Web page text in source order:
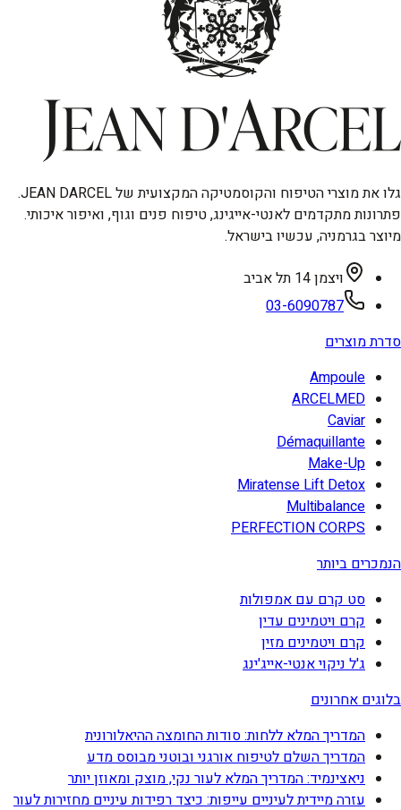
גלו את מוצרי הטיפוח והקוסמטיקה המקצועית של JEAN DARCEL.
פתרונות מתקדמים לאנטי-אייגינג, טיפוח פנים וגוף, ואיפור איכותי.
מיוצר בגרמניה, עכשיו בישראל.
ויצמן 14 תל אביב
03-6090787
סדרת מוצרים
Ampoule
ARCELMED
Caviar
Démaquillante
Make-Up
Miratense Lift Detox
Multibalance
PERFECTION CORPS
הנמכרים ביותר
סט קרם עם אמפולות
קרם ויטמינים עדין
קרם ויטמינים מזין
ג'ל ניקוי אנטי-אייג'ינג
בלוגים אחרונים
המדריך המלא ללחות: סודות החומצה ההיאלורונית
המדריך השלם לטיפוח אורגני ובוטני מבוסס מדע
ניאצינמיד: המדריך המלא לעור נקי, מוצק ומאוזן יותר
עזרה מיידית לעיניים עייפות: כיצד רפידות עיניים מחזירות לעור